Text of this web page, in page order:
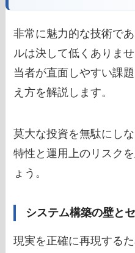
非常に魅力的な技術で
ルは決して低くありま
当者が直面しやすい課
え方を解説します。
莫大な投資を無駄にし
特性と運用上のリスク
ょう。
システム構築の壁と
現実を正確に再現する